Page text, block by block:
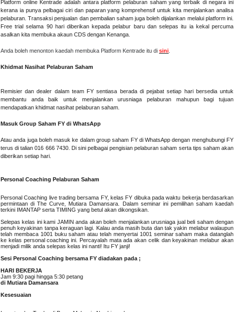
Platform online Kentrade adalah antara platform pelaburan saham yang terbaik di negara ini
kerana ia punya pelbagai ciri dan paparan yang komprehensif untuk kita menjalankan analisa
pelaburan. Transaksi penjualan dan pembalian saham juga boleh dijalankan melalui platform ini.
Free trial selama 90 hari diberikan kepada pelabur baru dan selepas itu ia kekal percuma
asalkan kita membuka akaun CDS dengan Kenanga.
Anda boleh menonton kaedah membuka Platform Kentrade itu di sini
Khidmat Nasihat Pelaburan Saham
Remisier dan dealer dalam team FY sentiasa berada di pejabat setiap hari bersedia untuk
membantu anda baik untuk menjalankan urusniaga pelaburan mahupun bagi tujuan
mendapatkan khidmat nasihat pelaburan saham.
Masuk Group Saham FY di WhatsApp
Atau anda juga boleh masuk ke dalam group saham FY di WhatsApp dengan menghubungi FY
terus di talian 016 666 7430. Di sini pelbagai pengisian pelaburan saham serta tips saham akan
diberikan setiap hari.
Personal Coaching Pelaburan Saham
Personal Coaching live trading bersama FY, kelas FY dibuka pada waktu bekerja berdasarkan
permintaan di The Curve, Mutiara Damansara. Dalam seminar ini pemilihan saham kaedah
terkini IMANTAP serta TIMING yang betul akan dikongsikan.
Selepas kelas ini kami JAMIN anda akan boleh menjalankan urusniaga jual beli saham dengan
penuh keyakinan tanpa keraguan lagi. Kalau anda masih buta dan tak yakin melabur walaupun
telah membaca 1001 buku saham atau telah menyertai 1001 seminar saham maka datanglah
ke kelas personal coaching ini. Percayalah mata ada akan celik dan keyakinan melabur akan
menjadi milik anda selepas kelas ini nanti! Itu FY janji!
Sesi Personal Coaching bersama FY diadakan pada ;
HARI BEKERJA
Jam 9:30 pagi hingga 5:30 petang
di Mutiara Damansara
Kesesuaian